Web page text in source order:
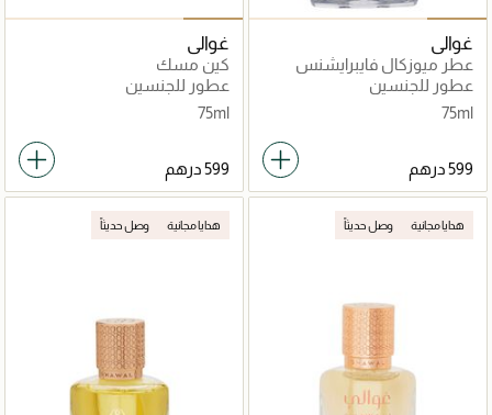
غوالي
عطر ميوزكال فايبرايشنس
عطور للجنسين
75ml
غوالي
كين مسك
عطور للجنسين
75ml
هدايا مجانية وصل حديثاً هدايا مجانية وصل حديثاً